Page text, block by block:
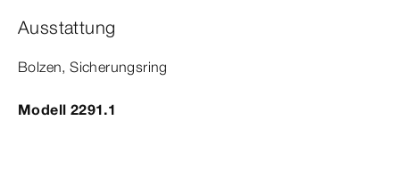
Ausstattung
Bolzen, Sicherungsring
Modell 2291.1